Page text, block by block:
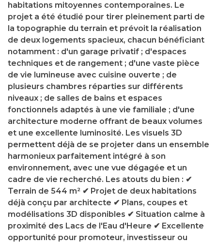
habitations mitoyennes contemporaines. Le
projet a été étudié pour tirer pleinement parti de
la topographie du terrain et prévoit la réalisation
de deux logements spacieux, chacun bénéficiant
notamment : d'un garage privatif ; d'espaces
techniques et de rangement ; d'une vaste pièce
de vie lumineuse avec cuisine ouverte ; de
plusieurs chambres réparties sur différents
niveaux ; de salles de bains et espaces
fonctionnels adaptés à une vie familiale ; d'une
architecture moderne offrant de beaux volumes
et une excellente luminosité. Les visuels 3D
permettent déjà de se projeter dans un ensemble
harmonieux parfaitement intégré à son
environnement, avec une vue dégagée et un
cadre de vie recherché. Les atouts du bien : ✔
Terrain de 544 m² ✔ Projet de deux habitations
déjà conçu par architecte ✔ Plans, coupes et
modélisations 3D disponibles ✔ Situation calme à
proximité des Lacs de l'Eau d'Heure ✔ Excellente
opportunité pour promoteur, investisseur ou